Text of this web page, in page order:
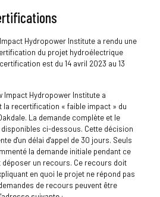
Hydropower Institute a rendu une
du projet hydroélectrique
est du 14 avril 2023 au 13
Impact Hydropower Institute a
recertification « faible impact » du
La demande complète et le
ci-dessous. Cette décision
d'un délai d'appel de 30 jours. Seuls
la demande initiale pendant ce
déposer un recours. Ce recours doit
en quoi le projet ne répond pas
de recours peuvent être